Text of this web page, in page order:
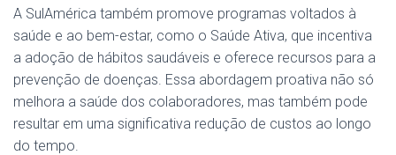
A SulAmérica também promove programas voltados à
saúde e ao bem-estar, como o Saúde Ativa, que incentiva
a adoção de hábitos saudáveis e oferece recursos para a
prevenção de doenças. Essa abordagem proativa não só
melhora a saúde dos colaboradores, mas também pode
resultar em uma significativa redução de custos ao longo
do tempo.